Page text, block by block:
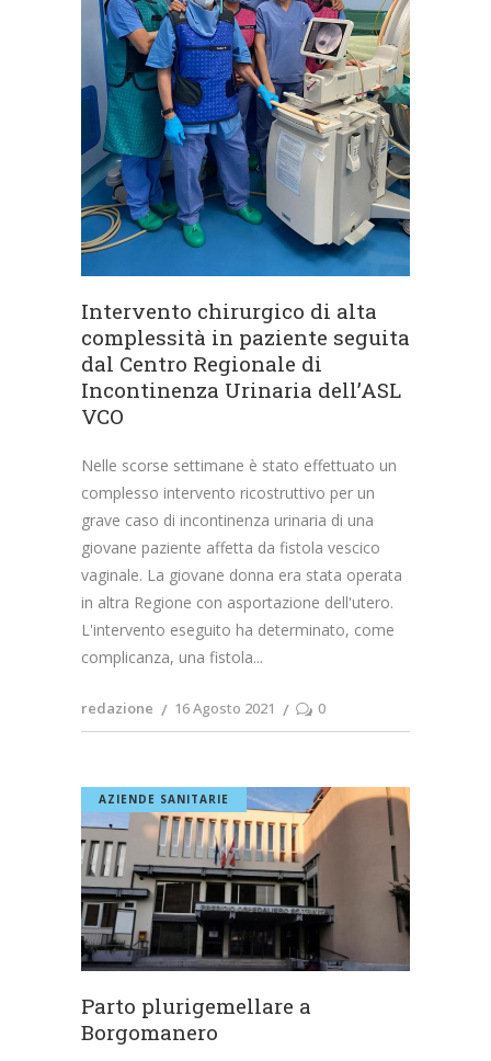
Intervento chirurgico di alta
complessità in paziente seguita
dal Centro Regionale di
Incontinenza Urinaria dell’ASL
VCO
Nelle scorse settimane è stato effettuato un
complesso intervento ricostruttivo per un
grave caso di incontinenza urinaria di una
giovane paziente affetta da fistola vescico
vaginale. La giovane donna era stata operata
in altra Regione con asportazione dell'utero.
L'intervento eseguito ha determinato, come
complicanza, una fistola
redazione 16 Agosto 2021 0
AZIENDE SANITARIE
Parto plurigemellare a
Borgomanero